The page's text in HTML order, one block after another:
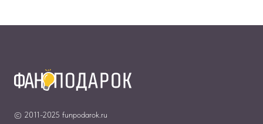
© 2011-2025 funpodarok.ru